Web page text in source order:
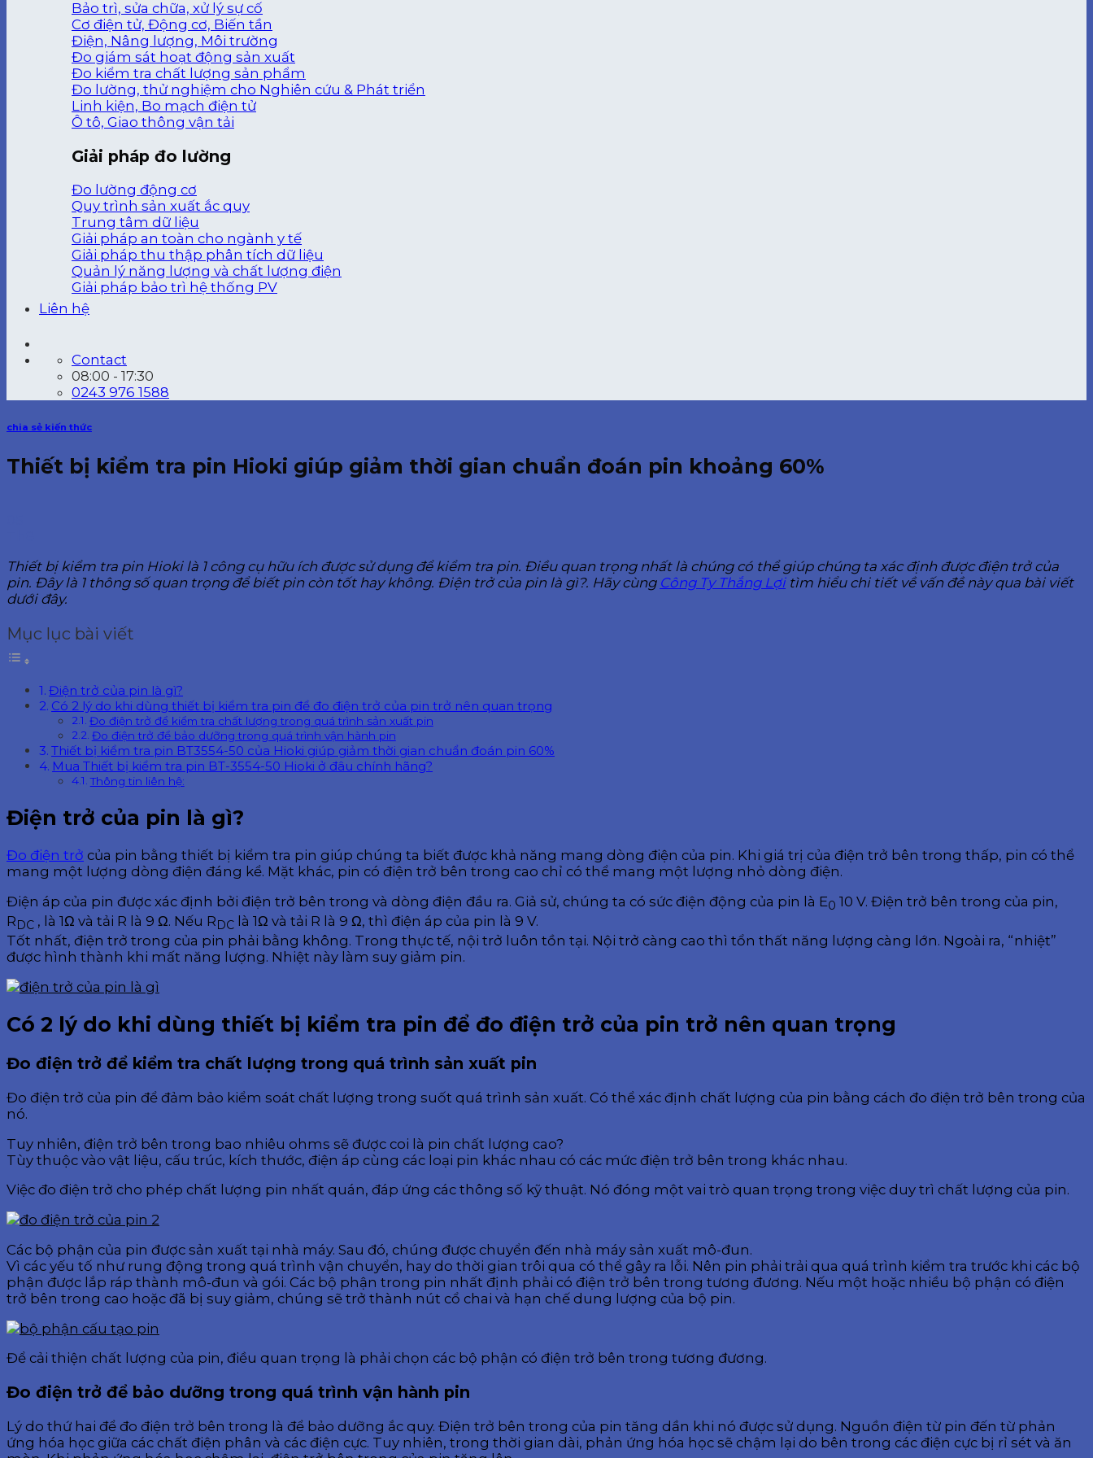
Bảo trì, sửa chữa, xử lý sự cố
Cơ điện tử, Động cơ, Biến tần
Điện, Nâng lượng, Môi trường
Đo giám sát hoạt động sản xuất
Đo kiểm tra chất lượng sản phẩm
Đo lường, thử nghiệm cho Nghiên cứu & Phát triển
Linh kiện, Bo mạch điện tử
Ô tô, Giao thông vận tải
Giải pháp đo lường
Đo lường động cơ
Quy trình sản xuất ắc quy
Trung tâm dữ liệu
Giải pháp an toàn cho ngành y tế
Giải pháp thu thập phân tích dữ liệu
Quản lý năng lượng và chất lượng điện
Giải pháp bảo trì hệ thống PV
Liên hệ
Contact
08:00 - 17:30
0243 976 1588
chia sẻ kiến thức
Thiết bị kiểm tra pin Hioki giúp giảm thời gian chuẩn đoán pin khoảng 60%
Thiết bị kiểm tra pin Hioki là 1 công cụ hữu ích được sử dụng để kiểm tra pin. Điều quan trọng nhất là chúng có thể giúp chúng ta xác định được điện trở của
pin. Đây là 1 thông số quan trọng để biết pin còn tốt hay không. Điện trở của pin là gì?. Hãy cùng Công Ty Thắng Lợitìm hiểu chi tiết về vấn đề này qua bài viết
dưới đây.
Mục lục bài viết
Điện trở của pin là gì?
Có 2 lý do khi dùng thiết bị kiểm tra pin để đo điện trở của pin trở nên quan trọng
Đo điện trở để kiểm tra chất lượng trong quá trình sản xuất pin
Đo điện trở để bảo dưỡng trong quá trình vận hành pin
Thiết bị kiểm tra pin BT3554-50 của Hioki giúp giảm thời gian chuẩn đoán pin 60%
Mua Thiết bị kiểm tra pin BT-3554-50 Hioki ở đâu chính hãng?
Thông tin liên hệ:
Điện trở của pin là gì?
Đo điện trở của pin bằng thiết bị kiểm tra pin giúp chúng ta biết được khả năng mang dòng điện của pin. Khi giá trị của điện trở bên trong thấp, pin có thể
mang một lượng dòng điện đáng kể. Mặt khác, pin có điện trở bên trong cao chỉ có thể mang một lượng nhỏ dòng điện.
Điện áp của pin được xác định bởi điện trở bên trong và dòng điện đầu ra. Giả sử, chúng ta có sức điện động của pin là E0 10 V. Điện trở bên trong của pin,
R DC , là 1Ω và tải R là 9 Ω. Nếu R DC là 1Ω và tải R là 9 Ω, thì điện áp của pin là 9 V.
Tốt nhất, điện trở trong của pin phải bằng không. Trong thực tế, nội trở luôn tồn tại. Nội trở càng cao thì tổn thất năng lượng càng lớn. Ngoài ra, “nhiệt”
được hình thành khi mất năng lượng. Nhiệt này làm suy giảm pin.
Có 2 lý do khi dùng thiết bị kiểm tra pin để đo điện trở của pin trở nên quan trọng
Đo điện trở để kiểm tra chất lượng trong quá trình sản xuất pin
Đo điện trở của pin để đảm bảo kiểm soát chất lượng trong suốt quá trình sản xuất. Có thể xác định chất lượng của pin bằng cách đo điện trở bên trong của
nó.
Tuy nhiên, điện trở bên trong bao nhiêu ohms sẽ được coi là pin chất lượng cao?
Tùy thuộc vào vật liệu, cấu trúc, kích thước, điện áp cùng các loại pin khác nhau có các mức điện trở bên trong khác nhau.
Việc đo điện trở cho phép chất lượng pin nhất quán, đáp ứng các thông số kỹ thuật. Nó đóng một vai trò quan trọng trong việc duy trì chất lượng của pin.
Các bộ phận của pin được sản xuất tại nhà máy. Sau đó, chúng được chuyển đến nhà máy sản xuất mô-đun.
Vì các yếu tố như rung động trong quá trình vận chuyển, hay do thời gian trôi qua có thể gây ra lỗi. Nên pin phải trải qua quá trình kiểm tra trước khi các bộ
phận được lắp ráp thành mô-đun và gói. Các bộ phận trong pin nhất định phải có điện trở bên trong tương đương. Nếu một hoặc nhiều bộ phận có điện
trở bên trong cao hoặc đã bị suy giảm, chúng sẽ trở thành nút cổ chai và hạn chế dung lượng của bộ pin.
Để cải thiện chất lượng của pin, điều quan trọng là phải chọn các bộ phận có điện trở bên trong tương đương.
Đo điện trở để bảo dưỡng trong quá trình vận hành pin
Lý do thứ hai để đo điện trở bên trong là để bảo dưỡng ắc quy. Điện trở bên trong của pin tăng dần khi nó được sử dụng. Nguồn điện từ pin đến từ phản
ứng hóa học giữa các chất điện phân và các điện cực. Tuy nhiên, trong thời gian dài, phản ứng hóa học sẽ chậm lại do bên trong các điện cực bị rỉ sét và ăn